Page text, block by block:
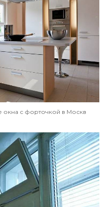
окна с форточкой в Москв